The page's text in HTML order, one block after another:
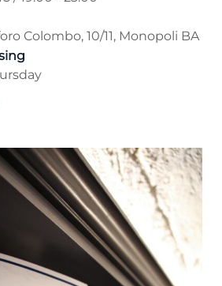
Colombo, 10/11, Monopoli BA